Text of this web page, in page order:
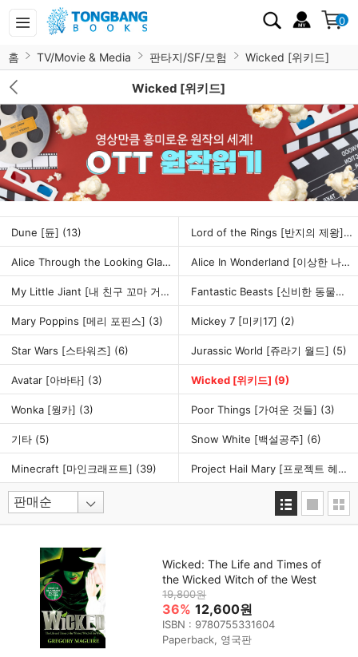
0
홈 TV/Movie & Media 판타지/SF/모험 Wicked [위키드]
Wicked [위키드]
Dune [듄] (13) Lord of the Rings [반지의 제왕]
Alice Through the Looking Glass [거울나라의 앨리스] (1) Alice In Wonderland [이상한 나라의 앨리스]
My Little Jiant [내 친구 꼬마 거인] Fantastic Beasts [신비한 동물사전]
Mary Poppins [메리 포핀스] (3) Mickey 7 [미키17] (2)
Star Wars [스타워즈] (6) Jurassic World [쥬라기 월드] (5)
Avatar [아바타] (3) Wicked [위키드] (9)
Wonka [웡카] (3) Poor Things [가여운 것들] (3)
기타 (5) Snow White [백설공주] (6)
Minecraft [마인크래프트] (39) Project Hail Mary [프로젝트 헤일메리]
Wicked: The Life and Times of
the Wicked Witch of the West
19,800원
36% 12,600원
ISBN : 9780755331604
Paperback, 영국판